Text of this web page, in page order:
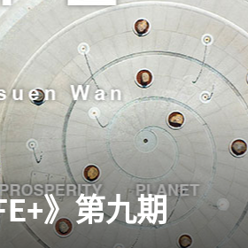
》第九期